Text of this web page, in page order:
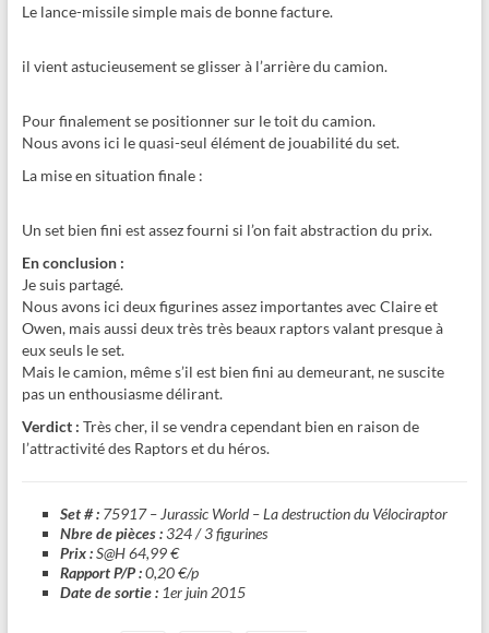
Le lance-missile simple mais de bonne facture.
il vient astucieusement se glisser à l’arrière du camion.
Pour finalement se positionner sur le toit du camion.
Nous avons ici le quasi-seul élément de jouabilité du set.
La mise en situation finale :
Un set bien fini est assez fourni si l’on fait abstraction du prix.
En conclusion :
Je suis partagé.
Nous avons ici deux figurines assez importantes avec Claire et
Owen, mais aussi deux très très beaux raptors valant presque à
eux seuls le set.
Mais le camion, même s’il est bien fini au demeurant, ne suscite
pas un enthousiasme délirant.
Verdict : Très cher, il se vendra cependant bien en raison de
l’attractivité des Raptors et du héros.
Set # :75917 – Jurassic World – La destruction du Vélociraptor
Nbre de pièces :324 / 3 figurines
Prix :S@H 64,99 €
Rapport P/P :0,20 €/p
Date de sortie :1er juin 2015